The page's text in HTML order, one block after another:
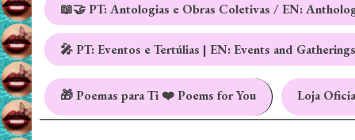
📖🤝 PT: Antologias e Obras Coletivas / EN:
🎤 PT: Eventos e Tertúlias | EN: Events and Gatherings
🎁 Poemas para Ti ❤️ Poems for You Loja